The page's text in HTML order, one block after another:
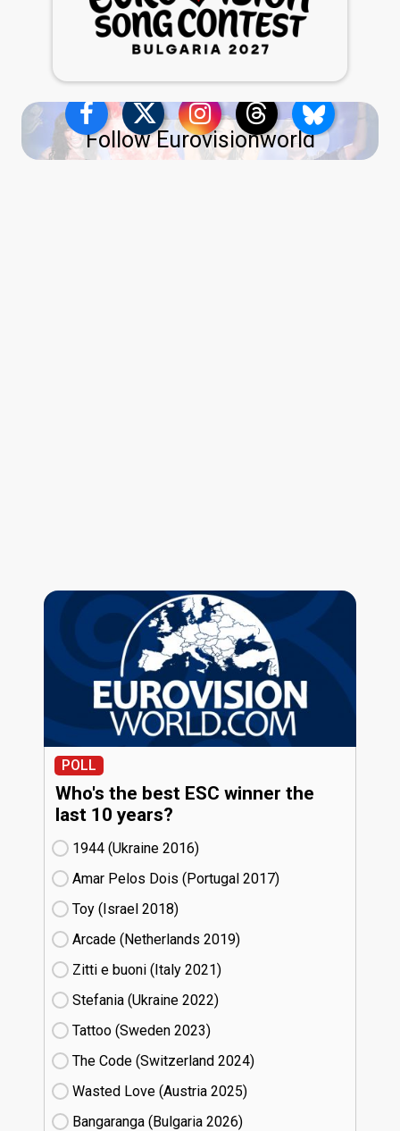
Follow Eurovisionworld
POLL
Who's the best ESC winner the
last 10 years?
1944 (Ukraine
16)
Amar Pelos Dois (Portugal
17)
Toy (Israel
18)
Arcade (Netherlands
19)
Zitti e buoni​ (Italy
21)
Stefania (Ukraine
22)
Tattoo (Sweden
23)
The Code (Switzerland
24)
Wasted Love (Austria
25)
Bangaranga (Bulgaria
26)